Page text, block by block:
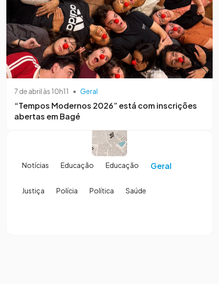
7 de abril às 10h11 • Geral
“Tempos Modernos 2026” está com inscrições
abertas em Bagé
Notícias Educação Educação Geral
Justiça Polícia Política Saúde